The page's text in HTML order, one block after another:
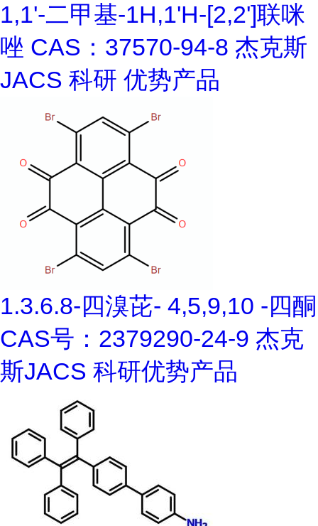
1,1'-二甲基-1H,1'H-[2,2']联咪
唑 CAS：37570-94-8 杰克斯
JACS 科研 优势产品
1.3.6.8-四溴芘- 4,5,9,10 -四酮
CAS号：2379290-24-9 杰克
斯JACS 科研优势产品